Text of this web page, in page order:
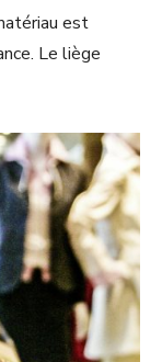
est
Le liège